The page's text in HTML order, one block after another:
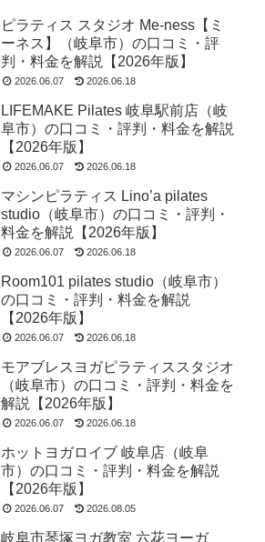
ピラティス スタジオ Me-ness【ミ
ーネス】（岐阜市）の口コミ・評
判・料金を解説【2026年版】
2026.06.07 2026.06.18
LIFEMAKE Pilates 岐阜駅前店（岐
阜市）の口コミ・評判・料金を解説
【2026年版】
2026.06.07 2026.06.18
マシンピラティス Lino’a pilates
studio（岐阜市）の口コミ・評判・
料金を解説【2026年版】
2026.06.07 2026.06.18
Room101 pilates studio（岐阜市）
の口コミ・評判・料金を解説
【2026年版】
2026.06.07 2026.06.18
モアブレスヨガピラティススタジオ
（岐阜市）の口コミ・評判・料金を
解説【2026年版】
2026.06.07 2026.06.18
ホットヨガロイブ 岐阜店（岐阜
市）の口コミ・評判・料金を解説
【2026年版】
2026.06.07 2026.08.05
岐阜市琴塚ヨガ教室 六花ヨーガ